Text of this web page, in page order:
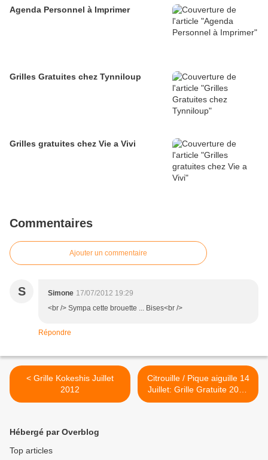
Agenda Personnel à Imprimer
Grilles Gratuites chez Tynniloup
Grilles gratuites chez Vie a Vivi
Commentaires
Ajouter un commentaire
S Simone 17/07/2012 19:29
<br /> Sympa cette brouette ... Bises<br />
Répondre
< Grille Kokeshis Juillet
2012
Citrouille / Pique aiguille 14
Juillet: Grille Gratuite 2012
>
Hébergé par Overblog
Top articles